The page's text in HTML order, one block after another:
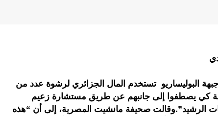
البوليساريو تستخدم المال الجزائري لرشوة عدد من
كي يصطفوا إلى جانبهم عن طريق مستشارة زعيم
لبات الرشيد”.وقالت صحيفة مانشيت المصرية، إلى أن “هذه